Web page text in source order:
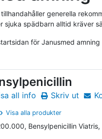
generella
sjuka spädbarn alltid kräver
för Janusmed
all info Skriv ut
Visa alla produkter
Bensylpenicillin